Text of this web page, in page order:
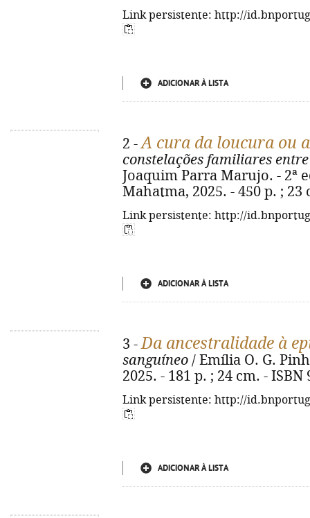
Link persistente: http://
ADICIONAR À LISTA
2 -A cura da loucura ou
constelações familiares
Joaquim Parra Marujo. - 2ª
Mahatma, 2025. - 450 p. ; 23
Link persistente: http://
ADICIONAR À LISTA
3 -Da ancestralidade à
sanguíneo / Emília O. G.
2025. - 181 p. ; 24 cm. - ISBN
Link persistente: http://
ADICIONAR À LISTA